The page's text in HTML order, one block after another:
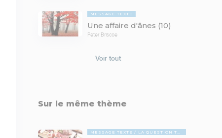
MESSAGE TEXTE
Une affaire d'ânes (10)
Peter Briscoe
Voir tout
Sur le même thème
MESSAGE TEXTE LA QUESTION TABOUE